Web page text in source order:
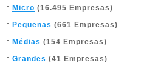
Micro (16.495 Empresas)
Pequenas (661 Empresas)
Médias (154 Empresas)
Grandes (41 Empresas)